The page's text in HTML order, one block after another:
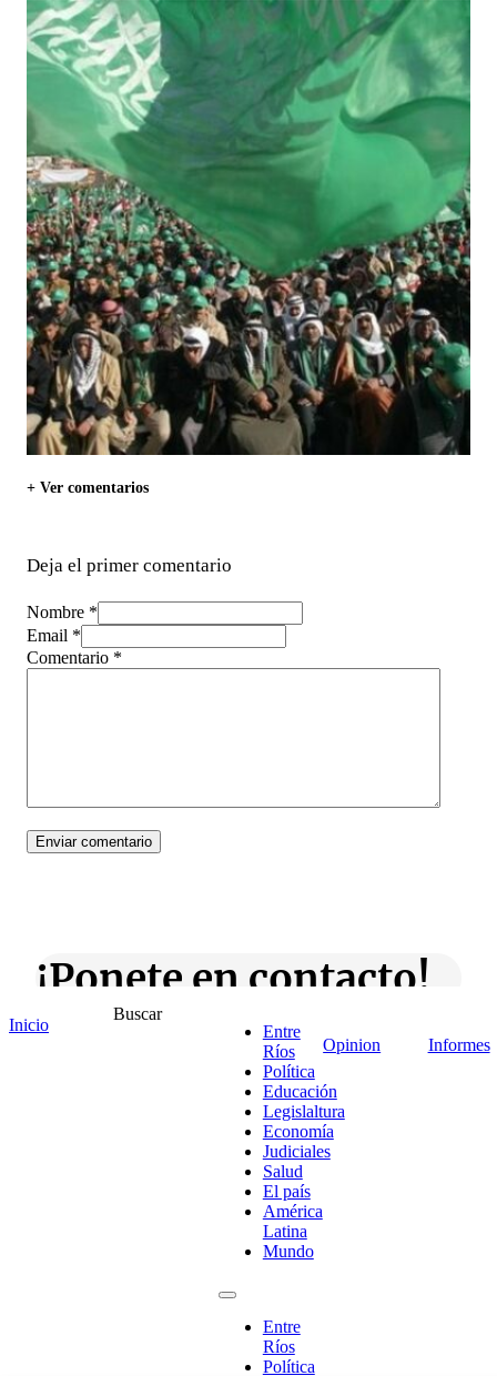
+ Ver comentarios
Deja el primer comentario
Nombre *
Email *
Comentario *
Inicio
Buscar
Entre
Ríos
Política
Educación
Legislaltura
Economía
Judiciales
Salud
El país
América
Latina
Mundo
Entre
Ríos
Política
Opinion Informes
¡Ponete en contacto!
Escribe aquí abajo lo que desees buscar
Buscar